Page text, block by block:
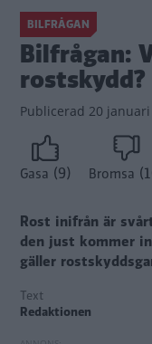
BILFRÅGAN
Bilfrågan:
rostskydd?
Publicerad 20 januari
Gasa (9) Bromsa
Rost inifrån är
den just kommer
gäller
Text
Redaktionen